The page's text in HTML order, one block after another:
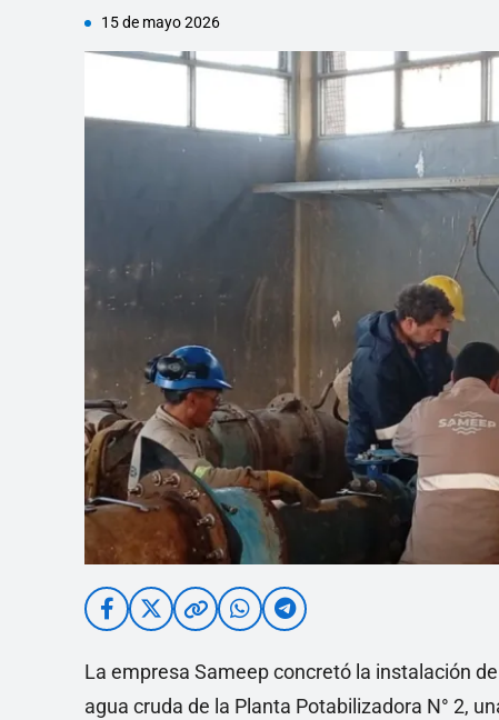
15 de mayo 2026
La empresa Sameep concretó la instalación
agua cruda de la Planta Potabilizadora N° 2,